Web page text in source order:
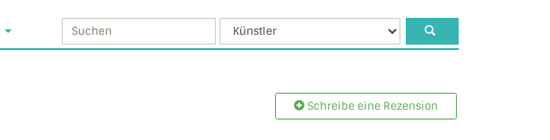
Schreibe eine Rezension